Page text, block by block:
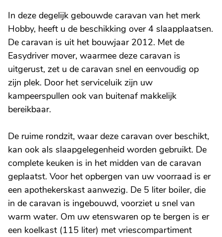
In deze degelijk gebouwde caravan van het merk
Hobby, heeft u de beschikking over 4 slaapplaatsen.
De caravan is uit het bouwjaar 2012. Met de
Easydriver mover, waarmee deze caravan is
uitgerust, zet u de caravan snel en eenvoudig op
zijn plek. Door het serviceluik zijn uw
kampeerspullen ook van buitenaf makkelijk
bereikbaar.
De ruime rondzit, waar deze caravan over beschikt,
kan ook als slaapgelegenheid worden gebruikt. De
complete keuken is in het midden van de caravan
geplaatst. Voor het opbergen van uw voorraad is er
een apothekerskast aanwezig. De 5 liter boiler, die
in de caravan is ingebouwd, voorziet u snel van
warm water. Om uw etenswaren op te bergen is er
een koelkast (115 liter) met vriescompartiment